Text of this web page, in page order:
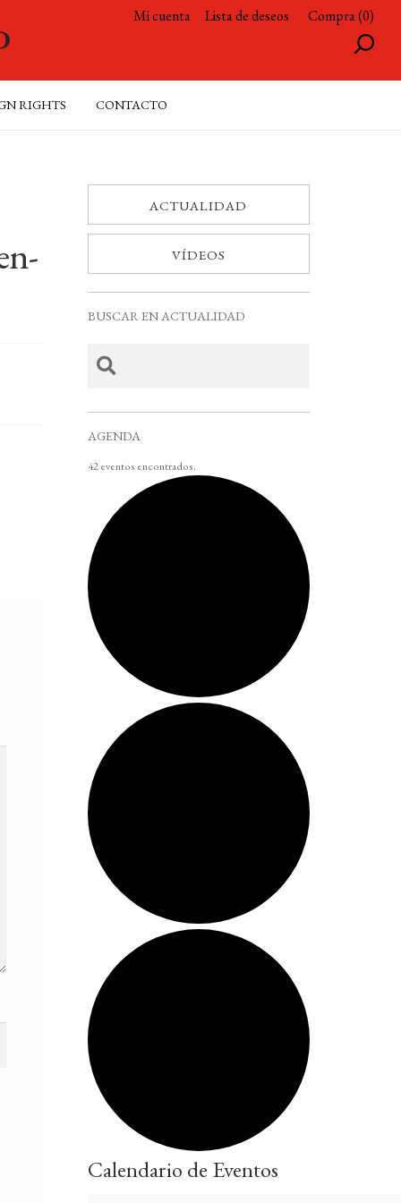
Mi cuenta Lista de deseos Compra (0)
RIGHTS CONTACTO
ACTUALIDAD
VÍDEOS
BUSCAR EN ACTUALIDAD
AGENDA
42 eventos encontrados.
Calendario de Eventos